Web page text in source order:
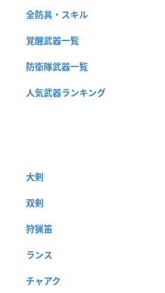
全防具・スキル
覚醒武器一覧
防衛隊武器一覧
人気武器ランキング
大剣
双剣
狩猟笛
ランス
チャアク